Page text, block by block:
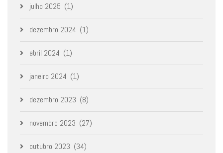
julho 2025 (1)
dezembro 2024 (1)
abril 2024 (1)
janeiro 2024 (1)
dezembro 2023 (8)
novembro 2023 (27)
outubro 2023 (34)